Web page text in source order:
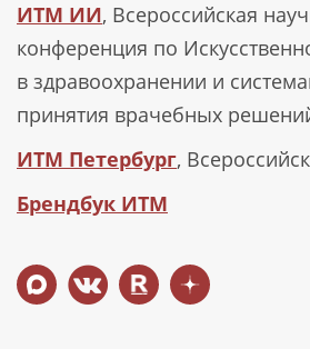
ИТМ ИИ, Всероссийская
конференция по
в здравоохранении и
принятия врачебных
ИТМ Петербург,
Брендбук ИТМ